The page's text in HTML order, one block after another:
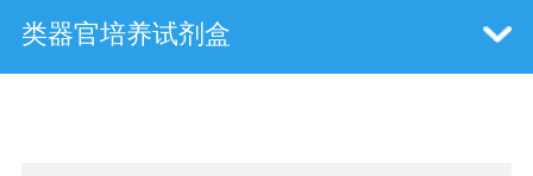
类器官培养试剂盒